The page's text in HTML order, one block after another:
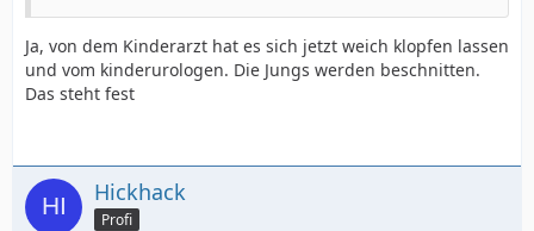
Ja, von dem Kinderarzt hat es sich jetzt weich klopfen lassen
und vom kinderurologen. Die Jungs werden beschnitten.
Das steht fest
Hickhack
Profi